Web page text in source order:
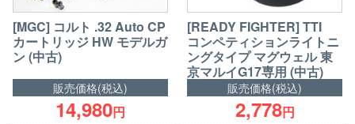
[MGC] コルト .32 Auto CP
カートリッジ HW モデルガ
ン (中古)
販売価格(税込)
14,980円
[READY FIGHTER] TTI
コンペティションライトニ
ングタイプ マグウェル 東
京マルイG17専用 (中古)
販売価格(税込)
2,778円